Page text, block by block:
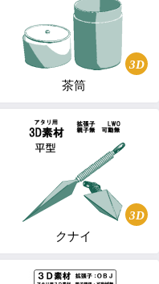
3D
茶筒
3D
クナイ